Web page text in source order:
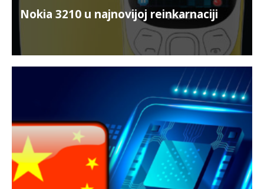
Nokia 3210 u najnovijoj reinkarnaciji